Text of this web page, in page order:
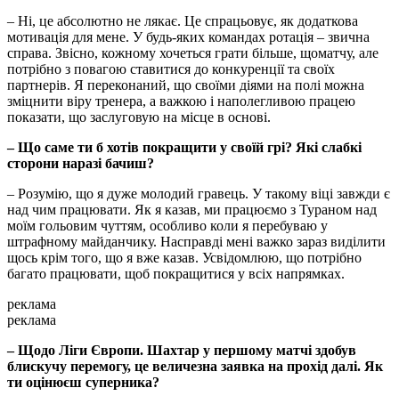
– Ні, це абсолютно не лякає. Це спрацьовує, як додаткова
мотивація для мене. У будь-яких командах ротація – звична
справа. Звісно, кожному хочеться грати більше, щоматчу, але
потрібно з повагою ставитися до конкуренції та своїх
партнерів. Я переконаний, що своїми діями на полі можна
зміцнити віру тренера, а важкою і наполегливою працею
показати, що заслуговую на місце в основі.
– Що саме ти б хотів покращити у своїй грі? Які слабкі
сторони наразі бачиш?
– Розумію, що я дуже молодий гравець. У такому віці завжди є
над чим працювати. Як я казав, ми працюємо з Тураном над
моїм гольовим чуттям, особливо коли я перебуваю у
штрафному майданчику. Насправді мені важко зараз виділити
щось крім того, що я вже казав. Усвідомлюю, що потрібно
багато працювати, щоб покращитися у всіх напрямках.
реклама
реклама
– Щодо Ліги Європи. Шахтар у першому матчі здобув
блискучу перемогу, це величезна заявка на прохід далі. Як
ти оцінюєш суперника?